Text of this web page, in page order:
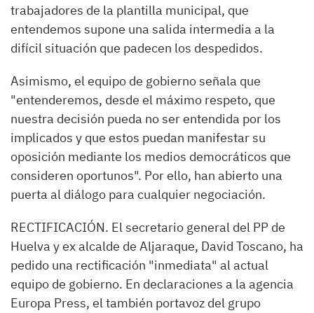
trabajadores de la plantilla municipal, que
entendemos supone una salida intermedia a la
difícil situación que padecen los despedidos.
Asimismo, el equipo de gobierno señala que
"entenderemos, desde el máximo respeto, que
nuestra decisión pueda no ser entendida por los
implicados y que estos puedan manifestar su
oposición mediante los medios democráticos que
consideren oportunos". Por ello, han abierto una
puerta al diálogo para cualquier negociación.
RECTIFICACIÓN. El secretario general del PP de
Huelva y ex alcalde de Aljaraque, David Toscano, ha
pedido una rectificación "inmediata" al actual
equipo de gobierno. En declaraciones a la agencia
Europa Press, el también portavoz del grupo